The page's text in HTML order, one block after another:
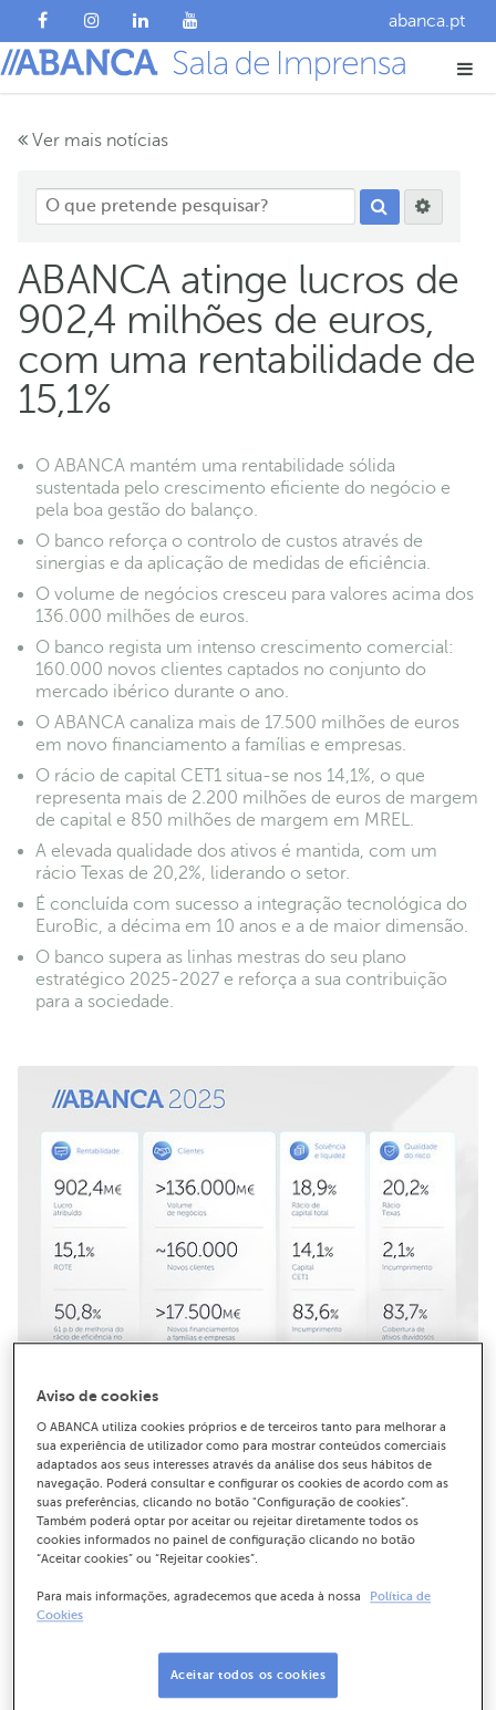
abanca.pt
Ver mais notícias
ABANCA atinge lucros de
902,4 milhões de euros,
com uma rentabilidade de
15,1%
O ABANCA mantém uma rentabilidade sólida
sustentada pelo crescimento eficiente do negócio e
pela boa gestão do balanço.
O banco reforça o controlo de custos através de
sinergias e da aplicação de medidas de eficiência.
O volume de negócios cresceu para valores acima dos
136.000 milhões de euros.
O banco regista um intenso crescimento comercial:
160.000 novos clientes captados no conjunto do
mercado ibérico durante o ano.
O ABANCA canaliza mais de 17.500 milhões de euros
em novo financiamento a famílias e empresas.
O rácio de capital CET1 situa-se nos 14,1%, o que
representa mais de 2.200 milhões de euros de margem
de capital e 850 milhões de margem em MREL.
A elevada qualidade dos ativos é mantida, com um
rácio Texas de 20,2%, liderando o setor.
É concluída com sucesso a integração tecnológica do
EuroBic, a décima em 10 anos e a de maior dimensão.
O banco supera as linhas mestras do seu plano
estratégico 2025-2027 e reforça a sua contribuição
para a sociedade.
Alta resolução
28-01-2026
FINANCIERO RESULTADOS
Desta forma, a entidade ultrapassa claramente os seus
objetivos de negócio e resultados para o ano,
comprovando a sua capacidade de gerar receitas
entidade apresentou um rácio CET1 de 14,1%, acima dos
13% definidos como objetivo; taxa de incumprimento de
2,1%, melhorando a meta de 2,5%; crescimento do
volume de negócios de 6,1%, acima da média do
mercado, ganhando assim quota de mercado tanto no
Aviso de cookies
O ABANCA utiliza cookies próprios e de terceiros tanto para melhorar a
sua experiência de utilizador como para mostrar conteúdos comerciais
adaptados aos seus interesses através da análise dos seus hábitos de
navegação. Poderá consultar e configurar os cookies de acordo com as
suas preferências, clicando no botão "Configuração de cookies”.
Também poderá optar por aceitar ou rejeitar diretamente todos os
cookies informados no painel de configuração clicando no botão
“Aceitar cookies” ou “Rejeitar cookies”.
Para mais informações, agradecemos que aceda à nossa
Política de
Cookies
Aceitar todos os cookies